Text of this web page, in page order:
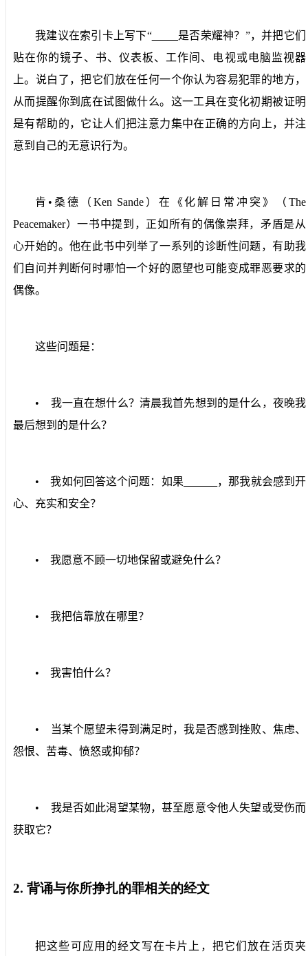
我建议在索引卡上写下“
是否荣耀神？”，并把它们
贴在你的镜子、书、仪表板、工作间、电视或电脑监视器
上。说白了，把它们放在任何一个你认为容易犯罪的地方，
从而提醒你到底在试图做什么。这一工具在变化初期被证明
是有帮助的，它让人们把注意力集中在正确的方向上，并注
意到自己的无意识行为。
肯•桑德（ Ken Sande）在《化解日常冲突》（The
Peacemaker）一书中提到，正如所有的偶像崇拜，矛盾是从
心开始的。他在此书中列举了一系列的诊断性问题，有助我
们自问并判断何时哪怕一个好的愿望也可能变成罪恶要求的
偶像。
这些问题是：
•
我一直在想什么？清晨我首先想到的是什么，夜晚我
最后想到的是什么？
• 我如何回答这个问题：如果
，那我就会感到开
心、充实和安全？
• 我愿意不顾一切地保留或避免什么？
• 我把信靠放在哪里？
• 我害怕什么？
•
当某个愿望未得到满足时，我是否感到挫败、焦虑、
怨恨、苦毒、愤怒或抑郁？
•
我是否如此渴望某物，甚至愿意令他人失望或受伤而
获取它？
2. 背诵与你所挣扎的罪相关的经文
把这些可应用的经文写在卡片上，把它们放在活页夹